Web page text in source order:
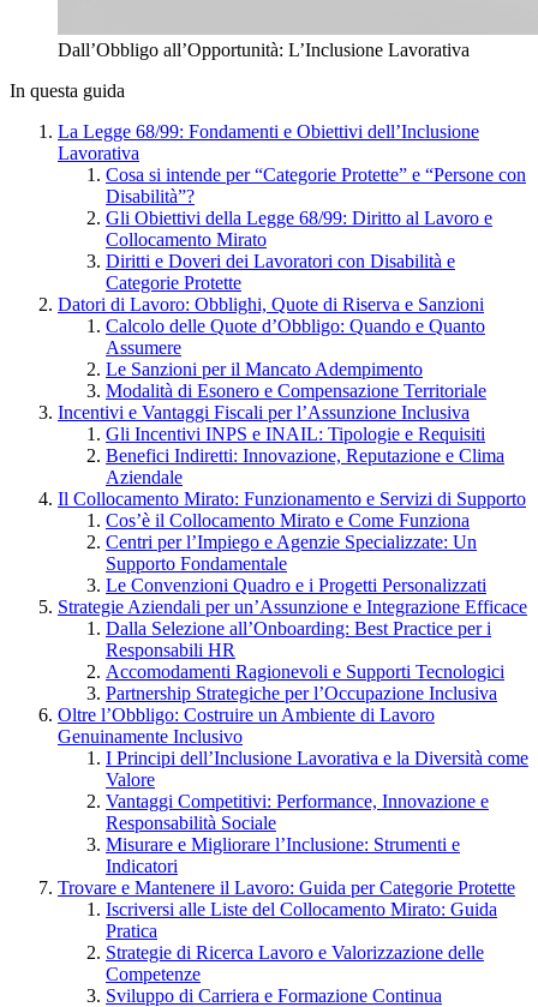
Dall’Obbligo all’Opportunità: L’Inclusione Lavorativa
In questa guida
La Legge 68/99: Fondamenti e Obiettivi dell’Inclusione
Lavorativa
Cosa si intende per “Categorie Protette” e “Persone con
Disabilità”?
Gli Obiettivi della Legge 68/99: Diritto al Lavoro e
Collocamento Mirato
Diritti e Doveri dei Lavoratori con Disabilità e
Categorie Protette
Datori di Lavoro: Obblighi, Quote di Riserva e Sanzioni
Calcolo delle Quote d’Obbligo: Quando e Quanto
Assumere
Le Sanzioni per il Mancato Adempimento
Modalità di Esonero e Compensazione Territoriale
Incentivi e Vantaggi Fiscali per l’Assunzione Inclusiva
Gli Incentivi INPS e INAIL: Tipologie e Requisiti
Benefici Indiretti: Innovazione, Reputazione e Clima
Aziendale
Il Collocamento Mirato: Funzionamento e Servizi di Supporto
Cos’è il Collocamento Mirato e Come Funziona
Centri per l’Impiego e Agenzie Specializzate: Un
Supporto Fondamentale
Le Convenzioni Quadro e i Progetti Personalizzati
Strategie Aziendali per un’Assunzione e Integrazione Efficace
Dalla Selezione all’Onboarding: Best Practice per i
Responsabili HR
Accomodamenti Ragionevoli e Supporti Tecnologici
Partnership Strategiche per l’Occupazione Inclusiva
Oltre l’Obbligo: Costruire un Ambiente di Lavoro
Genuinamente Inclusivo
I Principi dell’Inclusione Lavorativa e la Diversità come
Valore
Vantaggi Competitivi: Performance, Innovazione e
Responsabilità Sociale
Misurare e Migliorare l’Inclusione: Strumenti e
Indicatori
Trovare e Mantenere il Lavoro: Guida per Categorie Protette
Iscriversi alle Liste del Collocamento Mirato: Guida
Pratica
Strategie di Ricerca Lavoro e Valorizzazione delle
Competenze
Sviluppo di Carriera e Formazione Continua